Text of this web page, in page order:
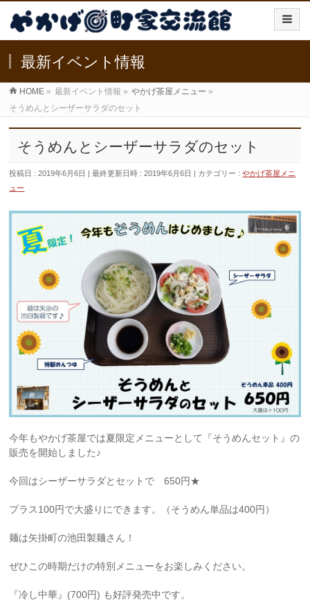
最新イベント情報
HOME » 最新イベント情報 » やかげ茶屋メニュー »
そうめんとシーザーサラダのセット
そうめんとシーザーサラダのセット
投稿日 : 2019年6月6日 最終更新日時 : 2019年6月6日 カテゴリー :やかげ茶屋メニ
ュー
今年もやかげ茶屋では夏限定メニューとして『そうめんセット』の
販売を開始しました♪
今回はシーザーサラダとセットで 650円★
プラス100円で大盛りにできます。（そうめん単品は400円）
麺は矢掛町の池田製麺さん！
ぜひこの時期だけの特別メニューをお楽しみください。
『冷し中華』(700円) も好評発売中です。